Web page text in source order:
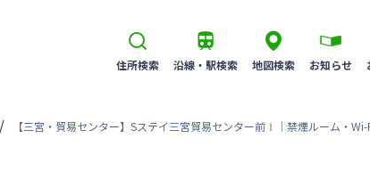
住所検索 沿線・駅検索 地図検索 お知らせ
【三宮・貿易センター】Sステイ三宮貿易センター前Ⅰ｜禁煙ルーム・